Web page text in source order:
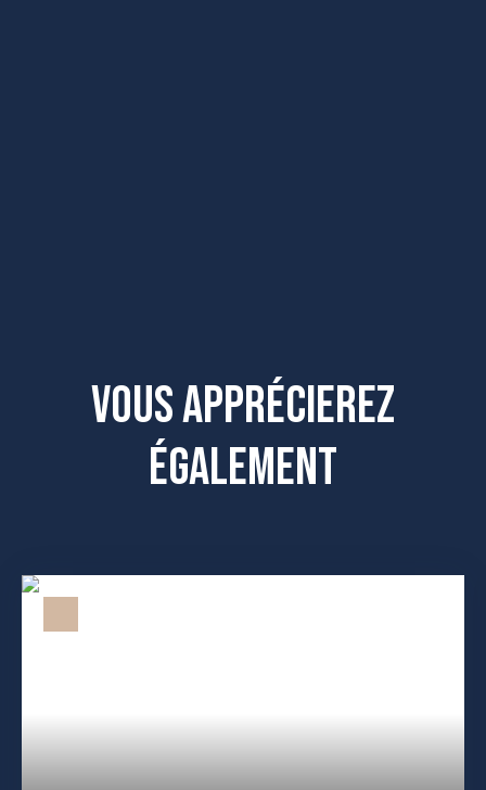
Vous apprécierez
également